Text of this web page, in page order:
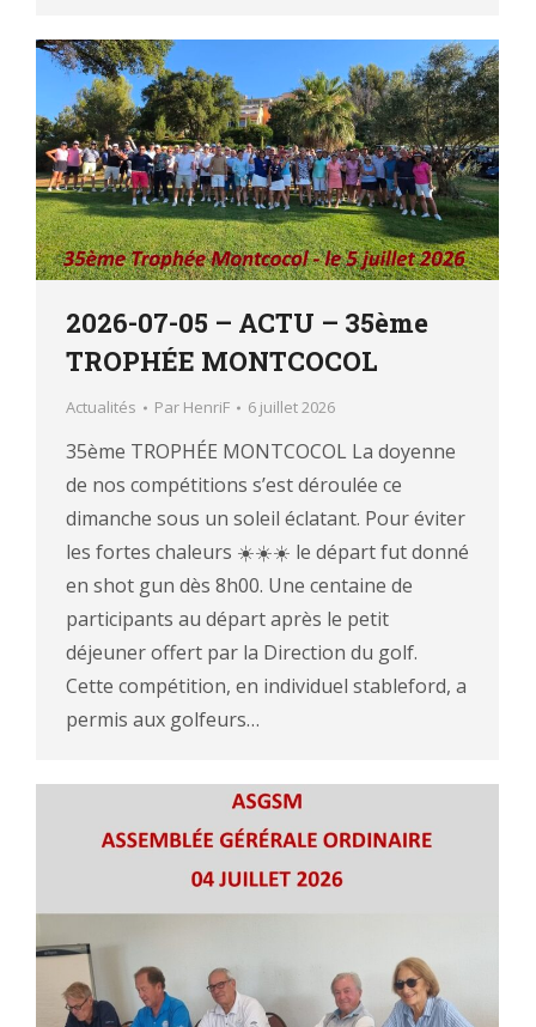
2026-07-05 – ACTU – 35ème
TROPHÉE MONTCOCOL
Actualités Par HenriF 6 juillet 2026
35ème TROPHÉE MONTCOCOL La doyenne
de nos compétitions s’est déroulée ce
dimanche sous un soleil éclatant. Pour éviter
les fortes chaleurs ☀️☀️☀️ le départ fut donné
en shot gun dès 8h00. Une centaine de
participants au départ après le petit
déjeuner offert par la Direction du golf.
Cette compétition, en individuel stableford, a
permis aux golfeurs…